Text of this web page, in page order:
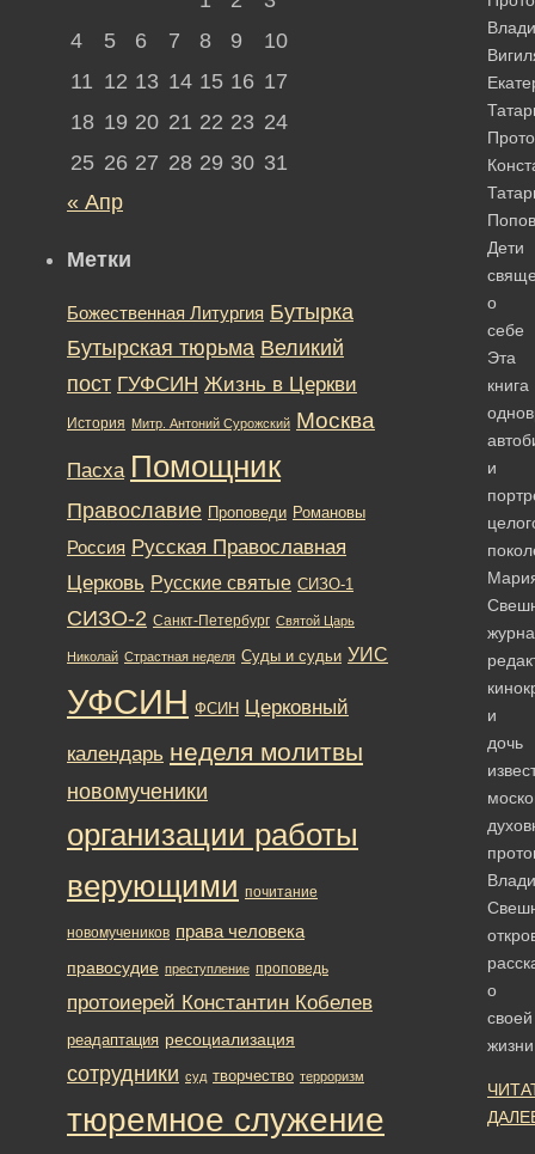
Дети
о
себе
Эта
книга
и
и
дочь
о
своей
4
5 6 7 8 9
10
11 12 13 14 15 16 17
18 19 20 21 22 23 24
25 26 27 28 29 30 31
« Апр
Метки
Божественная Литургия Бутырка
Бутырская тюрьма Великий
пост ГУФСИН Жизнь в Церкви
История Митр. Антоний Сурожский Москва
Пасха Помощник
Православие Проповеди Романовы
Россия Русская Православная
Церковь Русские святые СИЗО-1
СИЗО-2 Санкт-Петербург Святой Царь
Николай Страстная неделя Суды и судьи УИС
УФСИН ФСИН Церковный
календарь неделя молитвы
новомученики
организации работы
верующими почитание
новомучеников права человека
правосудие преступление проповедь
протоиерей Константин Кобелев
реадаптация ресоциализация
сотрудники суд творчество терроризм
тюремное служение